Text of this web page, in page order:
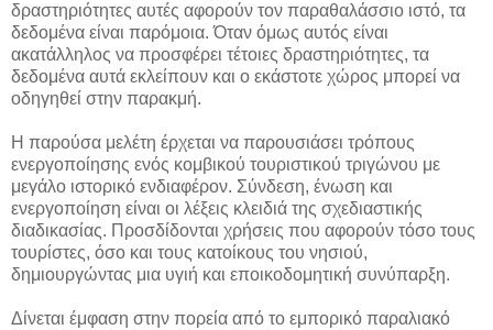
δραστηριότητες αυτές αφορούν τον παραθαλάσσιο ιστό, τα
δεδομένα είναι παρόμοια. Όταν όμως αυτός είναι
ακατάλληλος να προσφέρει τέτοιες δραστηριότητες, τα
δεδομένα αυτά εκλείπουν και ο εκάστοτε χώρος μπορεί να
οδηγηθεί στην παρακμή.
Η παρούσα μελέτη έρχεται να παρουσιάσει τρόπους
ενεργοποίησης ενός κομβικού τουριστικού τριγώνου με
μεγάλο ιστορικό ενδιαφέρον. Σύνδεση, ένωση και
ενεργοποίηση είναι οι λέξεις κλειδιά της σχεδιαστικής
διαδικασίας. Προσδίδονται χρήσεις που αφορούν τόσο τους
τουρίστες, όσο και τους κατοίκους του νησιού,
δημιουργώντας μια υγιή και εποικοδομητική συνύπαρξη.
Δίνεται έμφαση στην πορεία από το εμπορικό παραλιακό